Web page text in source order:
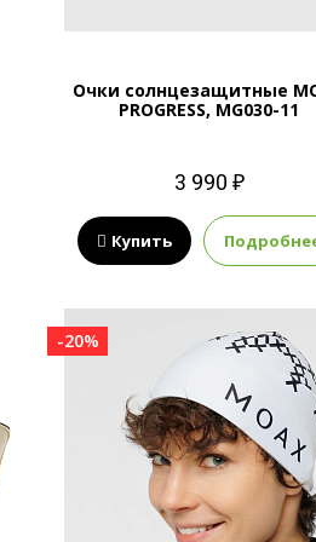
Очки солнцезащитные
PROGRESS, MG030-11
3 990 ₽
Купить
-20%